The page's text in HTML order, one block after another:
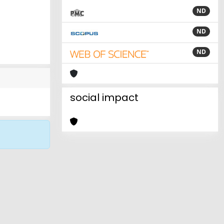
ND
ND
ND
social impact